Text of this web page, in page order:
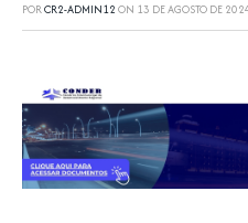
PORCR2-ADMIN12 ON 13 DE AGOSTO DE